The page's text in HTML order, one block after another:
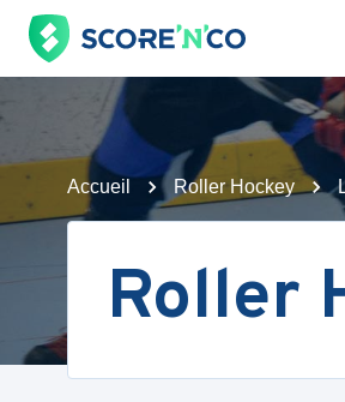
Accueil Roller Hockey
Roller